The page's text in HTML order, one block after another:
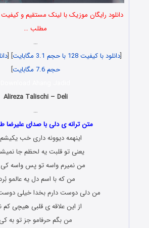
دانلود رایگان موزیک با لینک مستقیم و کیفیت
مطلب …
…
[دانلود با کیفیت 128 با حجم 3.1 مگابایت ] [
حجم 7.6 مگابایت
]
Alireza Talischi – Deli
…
متن ترانه ی دلی با صدای علیرضا
اینهمه دیوونه داری خب یکیشم
یعنی تو قلبت یه لحظم جا
من نمیرم واسه تو پس واسه
من که با اسم دل یه عالمو
من دلی دوست دارم بخدا خیلی
از این علاقه ی قلبی هیچی کم
من بگم حرفامو جز تو به کی